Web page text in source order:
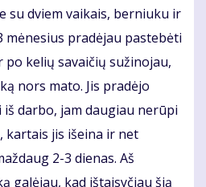
su dviem vaikais, berniuku ir
mėnesius pradėjau pastebėti
po kelių savaičių sužinojau,
nors mato. Jis pradėjo
darbo, jam daugiau nerūpi
kartais jis išeina ir net
2-3 dienas. Aš
galėjau, kad ištaisyčiau šią